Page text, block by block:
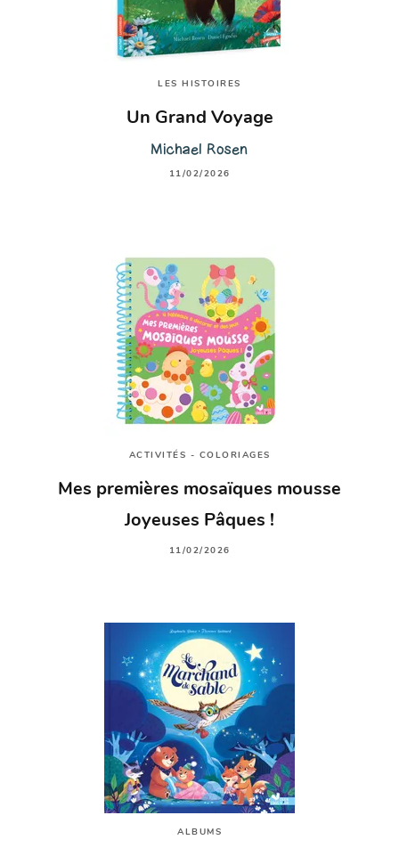
LES HISTOIRES
Un Grand Voyage
Michael Rosen
11/02/2026
ACTIVITÉS - COLORIAGES
Mes premières mosaïques mousse
Joyeuses Pâques !
11/02/2026
ALBUMS